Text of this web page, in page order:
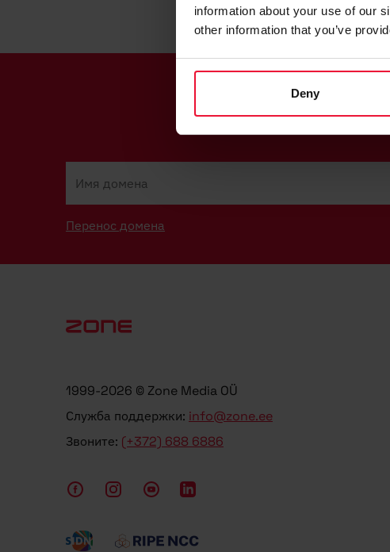
information about your use of our
other information that you’ve
Deny
Перенос домена
1999-2026 © Zone Media OÜ
Служба поддержки: info@zone.ee
Звоните: (+372) 688 6886